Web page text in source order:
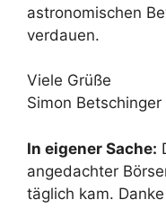
astronomischen
verdauen.
Viele Grüße
Simon Betschinger
In eigener Sache:
angedachter
täglich kam.